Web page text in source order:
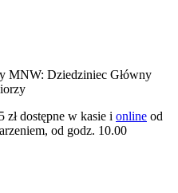
MNW: Dziedziniec Główny
zł dostępne w kasie i online od
od godz. 10.00